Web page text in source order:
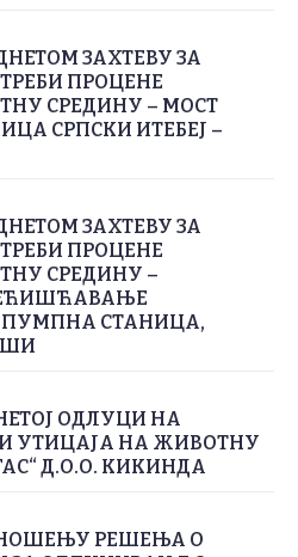
ЗАХТЕВУ ЗА
ПРОЦЕНЕ
СРЕДИНУ – МОСТ
СРПСКИ ИТЕБЕЈ –
ЗАХТЕВУ ЗА
ПРОЦЕНЕ
СРЕДИНУ –
СТАНИЦА,
ОДЛУЦИ НА
УТИЦАЈА НА ЖИВОТНУ
Д.О.О. КИКИНДА
РЕШЕЊА О